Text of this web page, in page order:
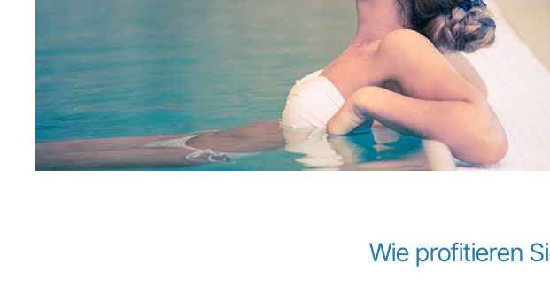
Wie profitieren